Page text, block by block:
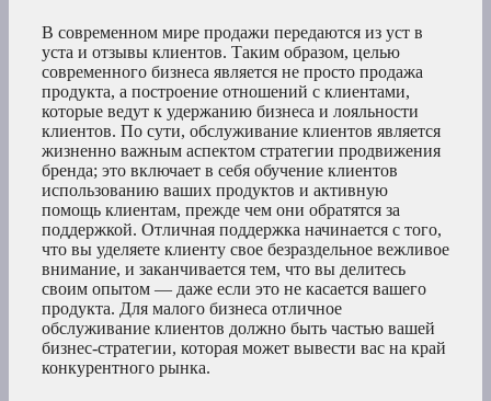
В современном мире продажи передаются из уст в
уста и отзывы клиентов. Таким образом, целью
современного бизнеса является не просто продажа
продукта, а построение отношений с клиентами,
которые ведут к удержанию бизнеса и лояльности
клиентов. По сути, обслуживание клиентов является
жизненно важным аспектом стратегии продвижения
бренда; это включает в себя обучение клиентов
использованию ваших продуктов и активную
помощь клиентам, прежде чем они обратятся за
поддержкой. Отличная поддержка начинается с того,
что вы уделяете клиенту свое безраздельное вежливое
внимание, и заканчивается тем, что вы делитесь
своим опытом — даже если это не касается вашего
продукта. Для малого бизнеса отличное
обслуживание клиентов должно быть частью вашей
бизнес-стратегии, которая может вывести вас на край
конкурентного рынка.